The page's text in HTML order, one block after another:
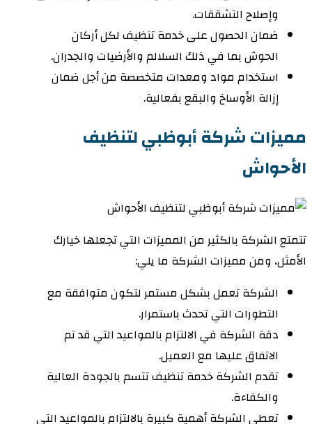
وإصلاح التشققات.
ضمان الحصول على خدمة تنظيف لكل أركان
الحوش بما في ذلك السلالم والأرضيات والجدران.
استخدام مواد ومعدات متخصصة من أجل ضمان
إزالة الأوساخ والبقع بفعالية.
مميزات شركة أبوظبي لتنظيف
الأحواش
تتمتع الشركة بالكثير من المميزات التي تجعلها خيارك
الأمثل، ومن مميزات الشركة ما يلي:
الشركة تعمل بشكل مستمر لتكون متوافقة مع
التطورات التي تحدث باستمرار.
دقة الشركة في الالتزام بالمواعيد التي قد تم
الاتفاق عليها مع العميل.
تقدم الشركة خدمة تنظيف تتسم بالجودة العالية
والكفاءة.
تعطي الشركة أهمية كبيرة بالالتزام بالمواعيد التي